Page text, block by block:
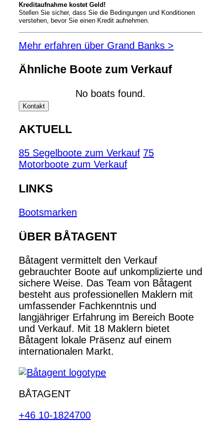
Kreditaufnahme kostet Geld!
Stellen Sie sicher, dass Sie die Bedingungen und Konditionen
verstehen, bevor Sie einen Kredit aufnehmen.
Mehr erfahren über Grand Banks >
Ähnliche Boote zum Verkauf
No boats found.
Kontakt
AKTUELL
85 Segelboote zum Verkauf 75
Motorboote zum Verkauf
LINKS
Bootsmarken
ÜBER BÅTAGENT
Båtagent vermittelt den Verkauf
gebrauchter Boote auf unkomplizierte und
sichere Weise. Das Team von Båtagent
besteht aus professionellen Maklern mit
umfassender Fachkenntnis und
langjähriger Erfahrung im Bereich Boote
und Verkauf. Mit 18 Maklern bietet
Båtagent lokale Präsenz auf einem
internationalen Markt.
BÅTAGENT
+46 10-1824700